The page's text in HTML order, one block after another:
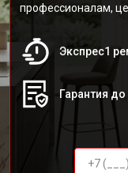
профессионалам,
Экспрес1
Гарантия